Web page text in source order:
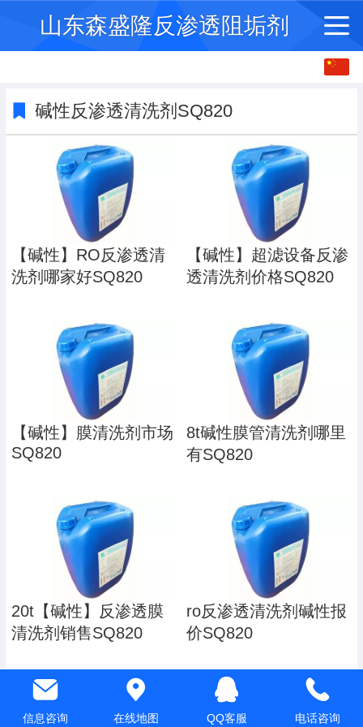
山东森盛隆反渗透阻垢剂
繁体
碱性反渗透清洗剂SQ820
【碱性】RO反渗透清
洗剂哪家好SQ820
【碱性】超滤设备反渗
透清洗剂价格SQ820
【碱性】膜清洗剂市场
SQ820
8t碱性膜管清洗剂哪里
有SQ820
20t【碱性】反渗透膜
清洗剂销售SQ820
ro反渗透清洗剂碱性报
价SQ820
信息咨询 在线地图 QQ客服 电话咨询